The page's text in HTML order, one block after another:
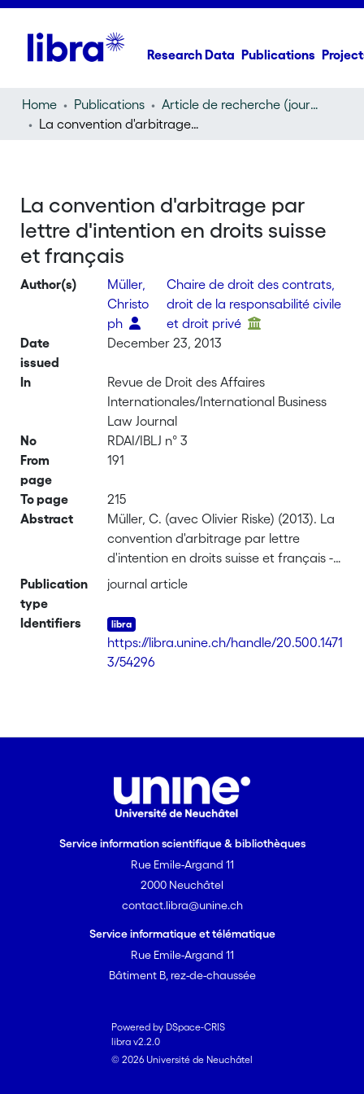
Research Data Publications
Home Publications
Article de recherche (journal article)
La convention d'arbitrage par lettre d'intention en droits suisse et français
La convention d'arbitrage par
lettre d'intention en droits suisse
et français
Author(s)
Müller,
Christo
ph
Chaire de droit des contrats,
droit de la responsabilité civile
et droit privé
Date
issued
December 23, 2013
In
Revue de Droit des Affaires
Internationales/International Business
Law Journal
No
RDAI/IBLJ n° 3
From
page
191
To page
215
Abstract
Müller, C. (avec Olivier Riske) (2013). La
convention d'arbitrage par lettre
d'intention en droits suisse et français -
Arbitration Agreement by Letter of
Revue de Droit des Affaires
Internationales/International Business
Law Journal (RDAI/IBLJ) n° 3, p. 191-215
Publication
type
journal article
Identifiers
https://libra.unine.ch/handle/20.500.1471
3/54296
Service information scientifique & bibliothèques
Rue Emile-Argand 11
2000 Neuchâtel
contact.libra@unine.ch
Service informatique et télématique
Rue Emile-Argand 11
Bâtiment B, rez-de-chaussée
Powered by DSpace-CRIS
libra v2.2.0
© 2026 Université de Neuchâtel